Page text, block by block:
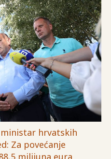
hrvatskih
Za povećanje
milijuna eura